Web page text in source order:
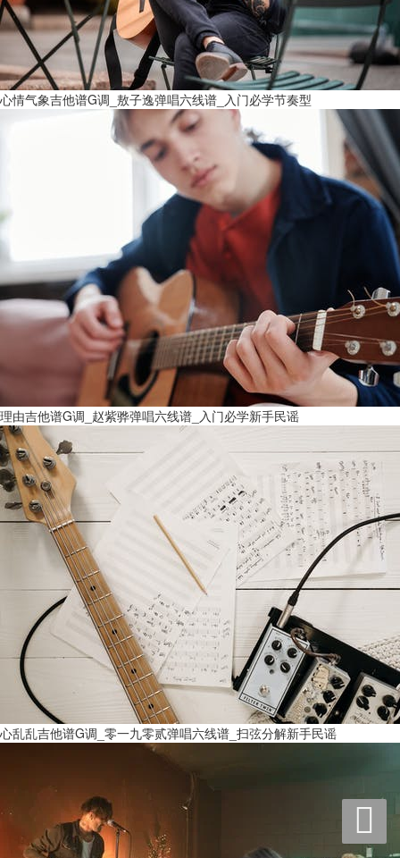
心情气象吉他谱G调_敖子逸弹唱六线谱_入门必学节奏型
理由吉他谱G调_赵紫骅弹唱六线谱_入门必学新手民谣
心乱乱吉他谱G调_零一九零贰弹唱六线谱_扫弦分解新手民谣
